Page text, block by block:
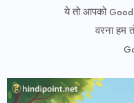
ये तो आपको
वरना हम